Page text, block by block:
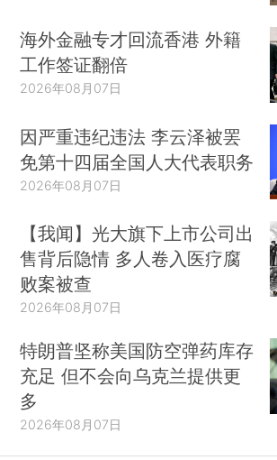
海外金融专才回流香港 外籍
工作签证翻倍
2026年08月07日
因严重违纪违法 李云泽被罢
免第十四届全国人大代表职务
2026年08月07日
【我闻】光大旗下上市公司出
售背后隐情 多人卷入医疗腐
败案被查
2026年08月07日
特朗普坚称美国防空弹药库存
充足 但不会向乌克兰提供更
多
2026年08月07日